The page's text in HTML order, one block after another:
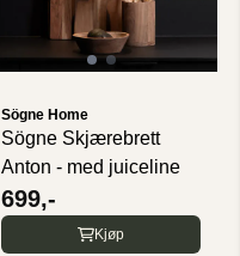
Sögne Home
Sögne Skjærebrett
Anton - med juiceline
699,-
Kjøp